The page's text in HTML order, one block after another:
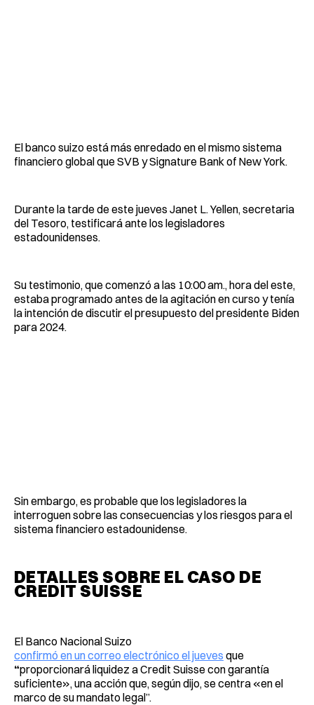
El banco suizo está más enredado en el mismo sistema
financiero global que SVB y Signature Bank of New York.
Durante la tarde de este jueves Janet L. Yellen, secretaria
del Tesoro, testificará ante los legisladores
estadounidenses.
Su testimonio, que comenzó a las 10:00 am., hora del este,
estaba programado antes de la agitación en curso y tenía
la intención de discutir el presupuesto del presidente Biden
para 2024.
Sin embargo, es probable que los legisladores la
interroguen sobre las consecuencias y los riesgos para el
sistema financiero estadounidense.
DETALLES SOBRE EL CASO DE
CREDIT SUISSE
El Banco Nacional Suizo
confirmó en un correo electrónico el jueves que
“proporcionará liquidez a Credit Suisse con garantía
suficiente», una acción que, según dijo, se centra «en el
marco de su mandato legal”.